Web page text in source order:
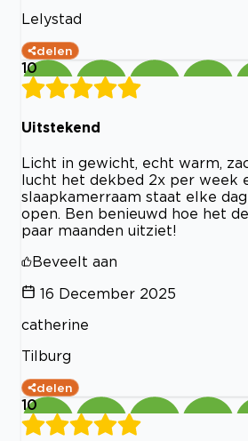
Lelystad
delen
10
Uitstekend
Licht in gewicht, echt warm,
lucht het dekbed 2x per week
slaapkamerraam staat elke
open. Ben benieuwd hoe het
paar maanden uitziet!
Beveelt aan
16 December 2025
catherine
Tilburg
delen
10